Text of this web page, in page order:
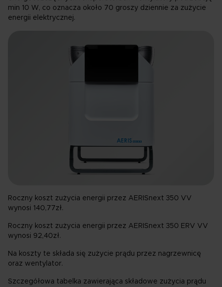
prywatności. W polityce uzyskasz też informacje o
prawach przysługujących ci w związku z
min 10 W, co oznacza około 70 groszy dziennie za zużycie
energii elektrycznej.
Roczny koszt zużycia energii przez AERISnext 350 VV
wynosi 140,77zł.
Roczny koszt zużycia energii przez AERISnext 350 ERV VV
wynosi 92,40zł.
Na koszty te składa się zużycie prądu przez nagrzewnicę
oraz wentylator.
Szczegółowa tabelka zawierająca składowe zużycia prądu